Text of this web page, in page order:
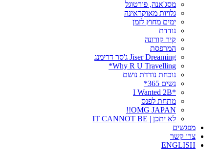
מסג'אנה, פורטוגל
גלויות מאוקראינה
ימים מחוץ לזמן
נודדת
קיר קורונה
המרפסת
Jiser Dreaming ג'סר דרימנג
Why R U Travelling*
נוכחת נודדת נושם
נשים 365*
*I Wanted 2B
מתחת לפנס
OMG JAPAN!!
לא יתכן | IT CANNOT BE
מפגשים
צרו קשר
ENGLISH